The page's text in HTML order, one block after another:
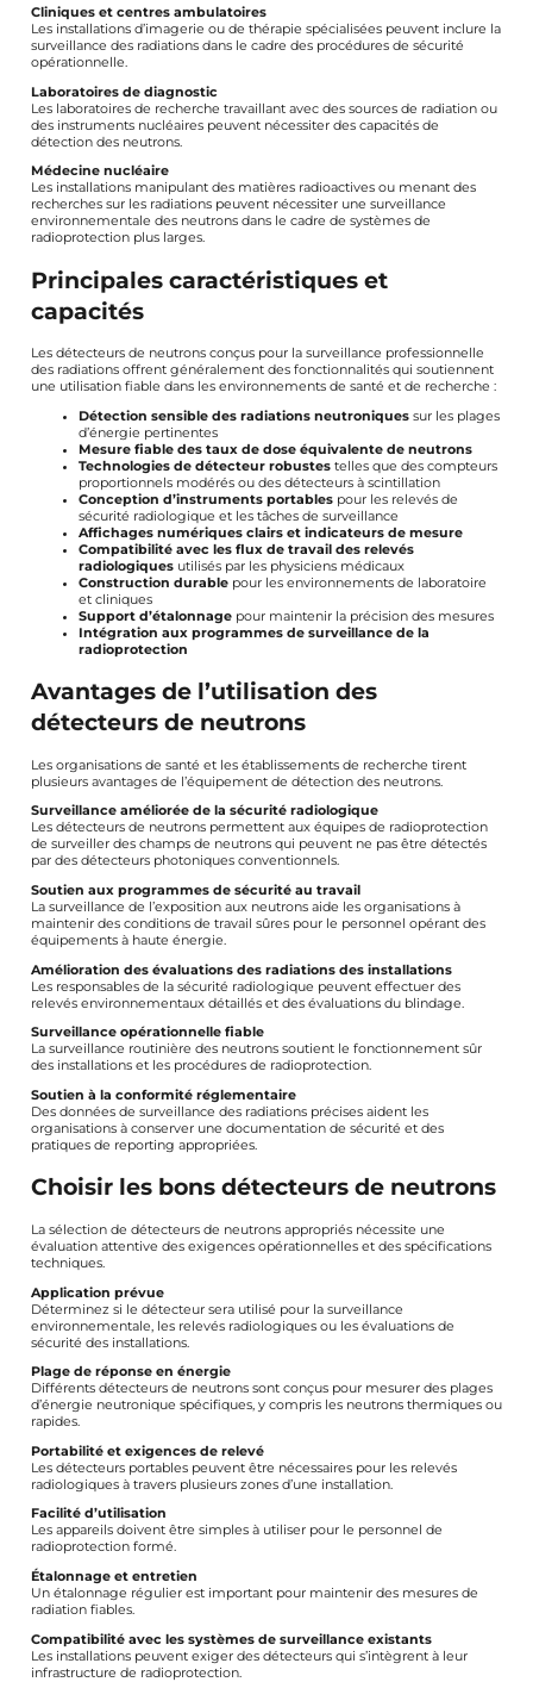
Cliniques et centres ambulatoires
Les installations d’imagerie ou de thérapie spécialisées peuvent inclure la
surveillance des radiations dans le cadre des procédures de sécurité
opérationnelle.
Laboratoires de diagnostic
Les laboratoires de recherche travaillant avec des sources de radiation ou
des instruments nucléaires peuvent nécessiter des capacités de
détection des neutrons.
Médecine nucléaire
Les installations manipulant des matières radioactives ou menant des
recherches sur les radiations peuvent nécessiter une surveillance
environnementale des neutrons dans le cadre de systèmes de
radioprotection plus larges.
Principales caractéristiques et
capacités
Les détecteurs de neutrons conçus pour la surveillance professionnelle
des radiations offrent généralement des fonctionnalités qui soutiennent
une utilisation fiable dans les environnements de santé et de recherche :
Détection sensible des radiations neutroniquessur les plages
d’énergie pertinentes
Mesure fiable des taux de dose équivalente de neutrons
Technologies de détecteur robustestelles que des compteurs
proportionnels modérés ou des détecteurs à scintillation
Conception d’instruments portablespour les relevés de
sécurité radiologique et les tâches de surveillance
Affichages numériques clairs et indicateurs de mesure
Compatibilité avec les flux de travail des relevés
radiologiquesutilisés par les physiciens médicaux
Construction durablepour les environnements de laboratoire
et cliniques
Support d’étalonnagepour maintenir la précision des mesures
Intégration aux programmes de surveillance de la
radioprotection
Avantages de l’utilisation des
détecteurs de neutrons
Les organisations de santé et les établissements de recherche tirent
plusieurs avantages de l’équipement de détection des neutrons.
Surveillance améliorée de la sécurité radiologique
Les détecteurs de neutrons permettent aux équipes de radioprotection
de surveiller des champs de neutrons qui peuvent ne pas être détectés
par des détecteurs photoniques conventionnels.
Soutien aux programmes de sécurité au travail
La surveillance de l’exposition aux neutrons aide les organisations à
maintenir des conditions de travail sûres pour le personnel opérant des
équipements à haute énergie.
Amélioration des évaluations des radiations des installations
Les responsables de la sécurité radiologique peuvent effectuer des
relevés environnementaux détaillés et des évaluations du blindage.
Surveillance opérationnelle fiable
La surveillance routinière des neutrons soutient le fonctionnement sûr
des installations et les procédures de radioprotection.
Soutien à la conformité réglementaire
Des données de surveillance des radiations précises aident les
organisations à conserver une documentation de sécurité et des
pratiques de reporting appropriées.
Choisir les bons détecteurs de neutrons
La sélection de détecteurs de neutrons appropriés nécessite une
évaluation attentive des exigences opérationnelles et des spécifications
techniques.
Application prévue
Déterminez si le détecteur sera utilisé pour la surveillance
environnementale, les relevés radiologiques ou les évaluations de
sécurité des installations.
Plage de réponse en énergie
Différents détecteurs de neutrons sont conçus pour mesurer des plages
d’énergie neutronique spécifiques, y compris les neutrons thermiques ou
rapides.
Portabilité et exigences de relevé
Les détecteurs portables peuvent être nécessaires pour les relevés
radiologiques à travers plusieurs zones d’une installation.
Facilité d’utilisation
Les appareils doivent être simples à utiliser pour le personnel de
radioprotection formé.
Étalonnage et entretien
Un étalonnage régulier est important pour maintenir des mesures de
radiation fiables.
Compatibilité avec les systèmes de surveillance existants
Les installations peuvent exiger des détecteurs qui s’intègrent à leur
infrastructure de radioprotection.